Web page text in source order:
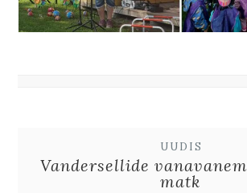
UUDIS
Vandersellide
matk